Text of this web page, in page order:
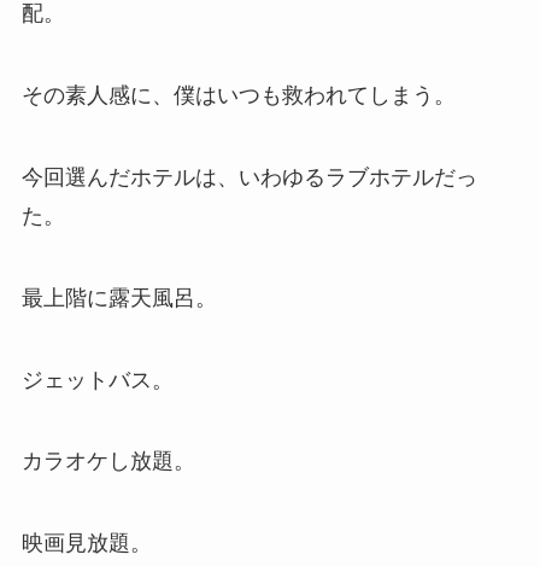
配。
その素人感に、僕はいつも救われてしまう。
今回選んだホテルは、いわゆるラブホテルだっ
た。
最上階に露天風呂。
ジェットバス。
カラオケし放題。
映画見放題。